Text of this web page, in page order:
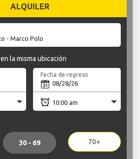
ALQUILER
la misma ubicación
Fecha de regreso
30 - 69 70+